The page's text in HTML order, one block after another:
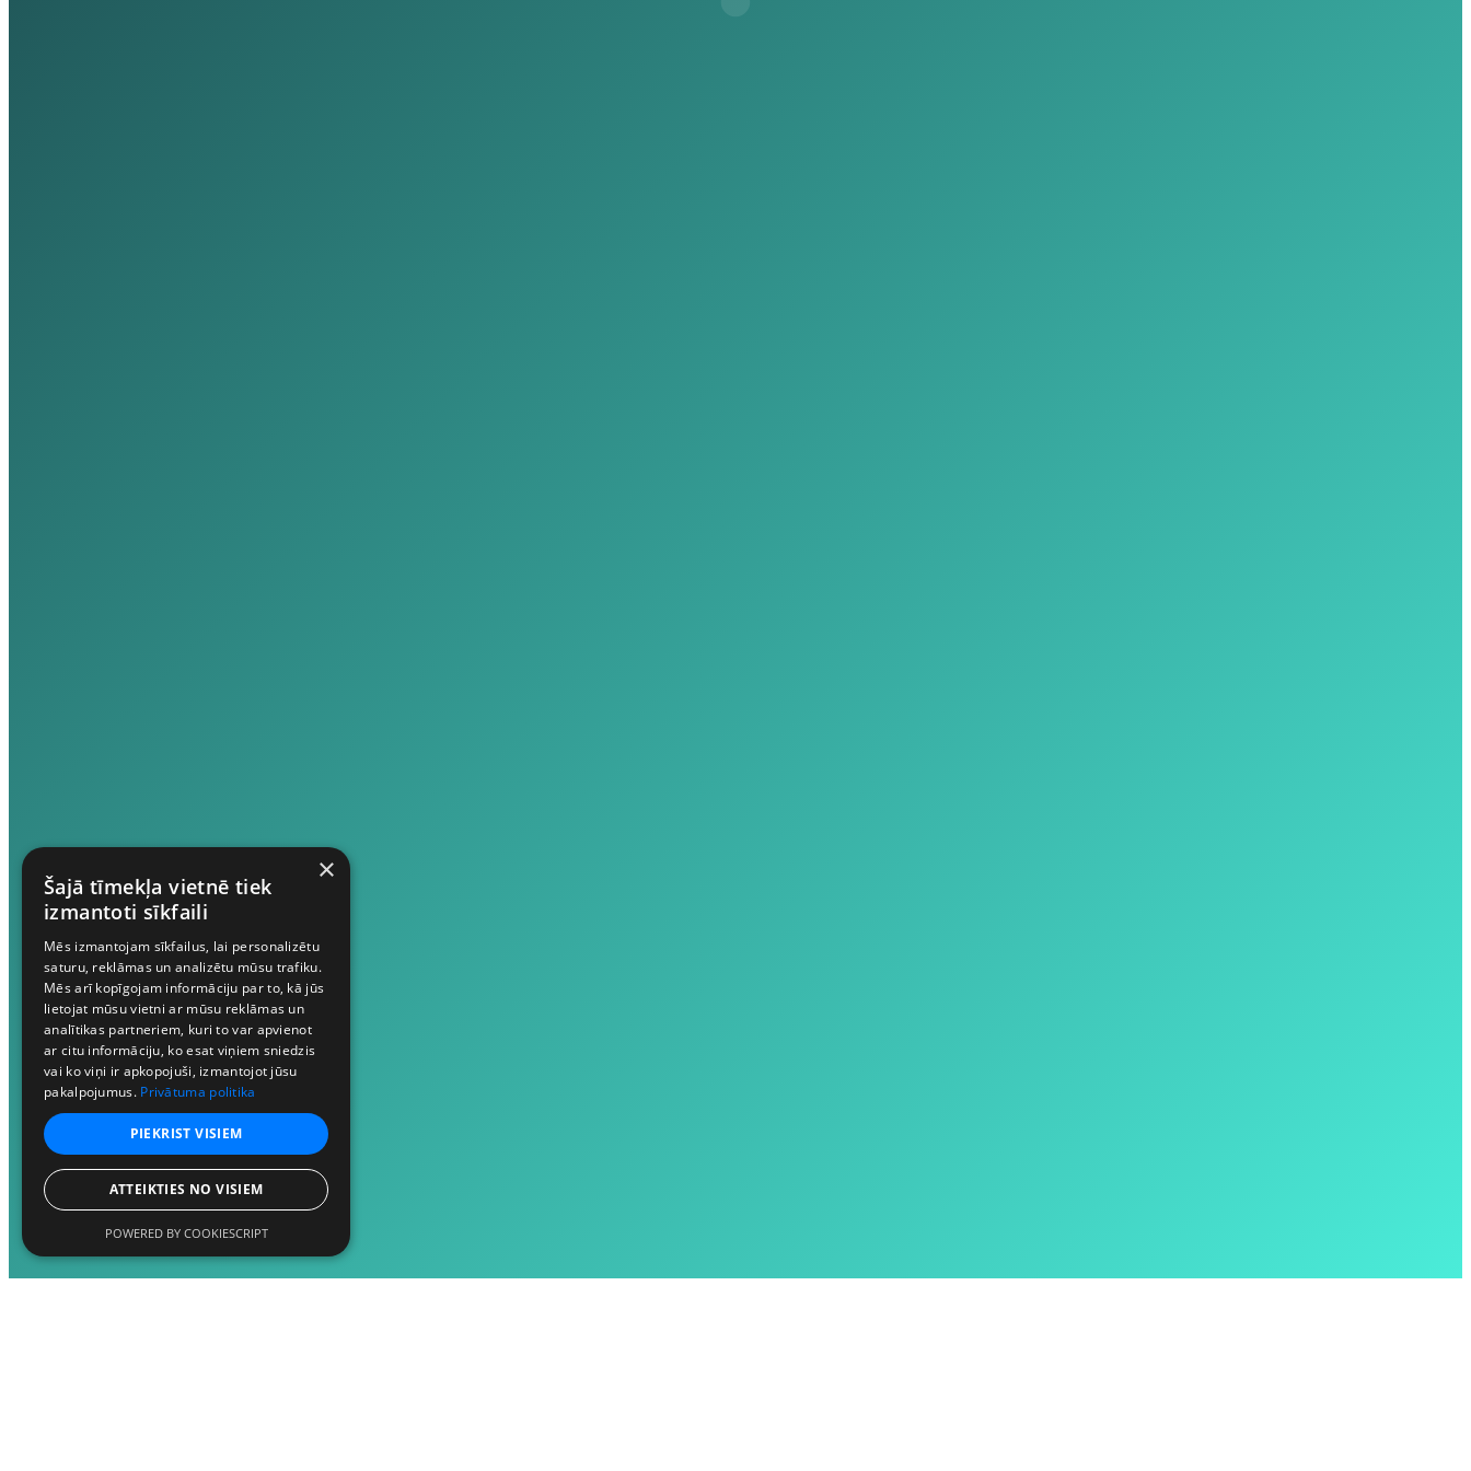
×
Šajā tīmekļa vietnē tiek
izmantoti sīkfaili
Mēs izmantojam sīkfailus, lai personalizētu
saturu, reklāmas un analizētu mūsu trafiku.
Mēs arī kopīgojam informāciju par to, kā jūs
lietojat mūsu vietni ar mūsu reklāmas un
analītikas partneriem, kuri to var apvienot
ar citu informāciju, ko esat viņiem sniedzis
vai ko viņi ir apkopojuši, izmantojot jūsu
pakalpojumus. Privātuma politika
PIEKRIST VISIEM
ATTEIKTIES NO VISIEM
POWERED BY COOKIESCRIPT